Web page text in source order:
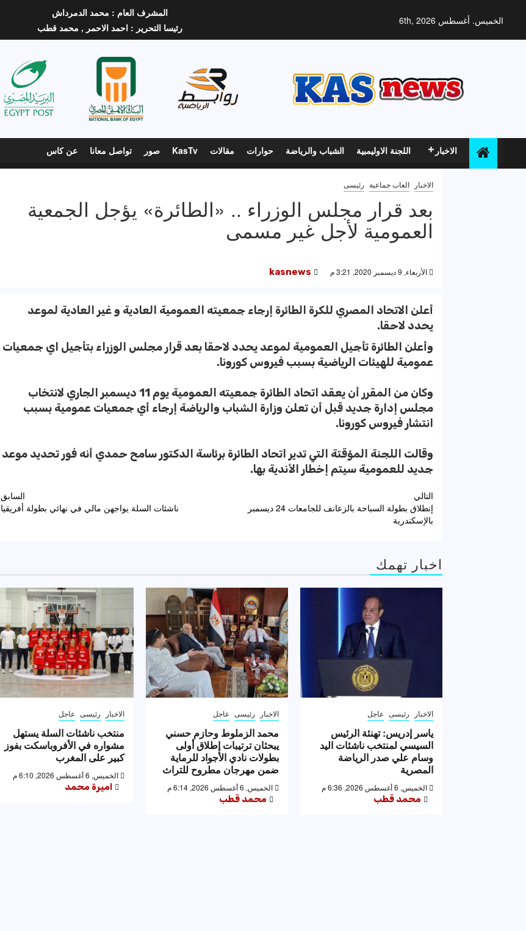
الخميس. أغسطس 6th, 2026
المشرف العام : محمد الدمرداش
رئيسا التحرير : احمد الاحمر , محمد قطب
الاخبار اللجنة الاوليمبية الشباب والرياضة حوارات مقالات KasTv صور تواصل معانا عن كاس
الاخبار العاب جماعية رئيسى
بعد قرار مجلس الوزراء .. «الطائرة» يؤجل الجمعية
العمومية لأجل غير مسمى
الأربعاء, 9 ديسمبر 2020, 3:21 م kasnews
أعلن الاتحاد المصري للكرة الطائرة إرجاء جمعيته العمومية العادية و غير العادية لموعد
يحدد لاحقا.
وأعلن الطائرة تأجيل العمومية لموعد يحدد لاحقا بعد قرار مجلس الوزراء بتأجيل اي جمعيات
عمومية للهيئات الرياضية بسبب فيروس كورونا.
وكان من المقرر أن يعقد اتحاد الطائرة جمعيته العمومية يوم 11 ديسمبر الجاري لانتخاب
مجلس إدارة جديد قبل أن تعلن وزارة الشباب والرياضة إرجاء أي جمعيات عمومية بسبب
انتشار فيروس كورونا.
وقالت اللجنة المؤقتة التي تدير اتحاد الطائرة برئاسة الدكتور سامح حمدي أنه فور تحديد موعد
جديد للعمومية سيتم إخطار الأندية بها.
تصفّح
المقالات
السابق
ناشئات السلة يواجهن مالي في نهائي بطولة أفريقيا
التالي
إنطلاق بطولة السباحة بالزعانف للجامعات 24 ديسمبر
بالإسكندرية
اخبار تهمك
الاخبار رئيسى عاجل
ياسر إدريس: تهنئة الرئيس
السيسي لمنتخب ناشئات اليد
وسام علي صدر الرياضة
المصرية
الخميس, 6 أغسطس 2026, 6:36 م
محمد قطب
الاخبار رئيسى عاجل
محمد الزملوط وحازم حسني
يبحثان ترتيبات إطلاق أولى
بطولات نادي الأجواد للرماية
ضمن مهرجان مطروح للتراث
الخميس, 6 أغسطس 2026, 6:14 م
محمد قطب
الاخبار رئيسى عاجل
منتخب ناشئات السلة يستهل
مشواره في الأفروباسكت بفوز
كبير على المغرب
الخميس, 6 أغسطس 2026, 6:10 م
اميرة محمد